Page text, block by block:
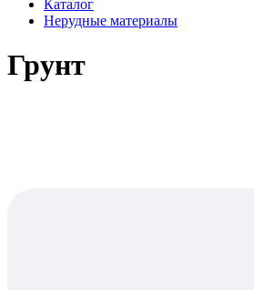
Каталог
Нерудные материалы
Грунт